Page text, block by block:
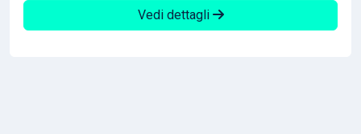
Vedi dettagli